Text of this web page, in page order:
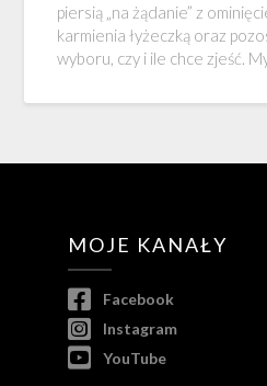
piersią „na żądanie” z
karmienia łyżeczką oraz
wyboru, czy i ile chce zjeść.
MOJE KANAŁY
Facebook
Instagram
YouTube